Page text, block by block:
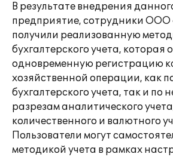
В результате внедрения
предприятие, сотрудники ООО
получили реализованную
бухгалтерского учета, которая
одновременную регистрацию
хозяйственной операции, как
бухгалтерского учета, так и по
разрезам аналитического
количественного и валютного
Пользователи могут
методикой учета в рамках